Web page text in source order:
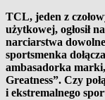
TCL, jeden z
użytkowej, ogłosił
narciarstwa
sportsmenka
ambasadorka
Greatness”. Czy
i ekstremalnego